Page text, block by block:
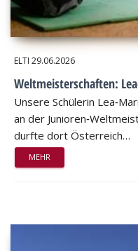
ELTI 29.06.2026
Weltmeisterschaften:
Unsere Schülerin
an der
durfte dort Österreich…
MEHR